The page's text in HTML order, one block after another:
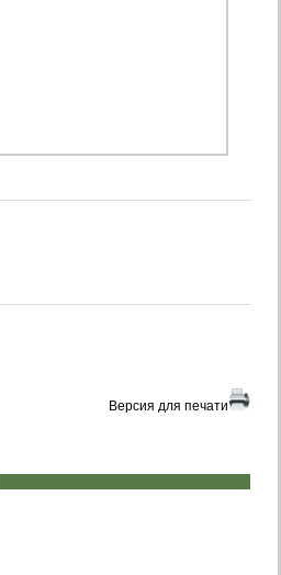
Версия для печати